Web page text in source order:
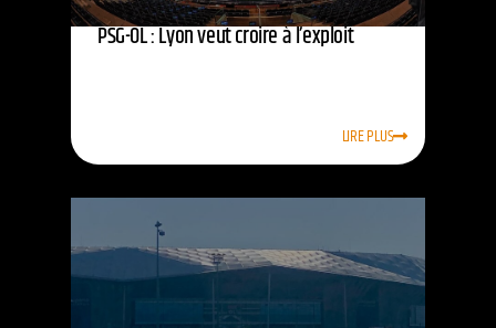
PSG-OL : Lyon veut croire à l’exploit
LIRE PLUS